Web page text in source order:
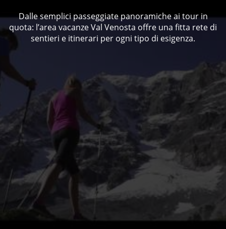
Dalle semplici passeggiate panoramiche ai tour in
quota: l’area vacanze Val Venosta offre una fitta rete di
sentieri e itinerari per ogni tipo di esigenza.